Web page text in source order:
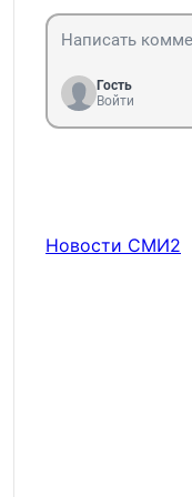
Гость
Войти
Новости СМИ2